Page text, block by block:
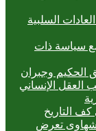
السلبية
سياسة ذات
الحكيم وجبران
العقل الإنساني
التاريخ
شهاوى تعرض